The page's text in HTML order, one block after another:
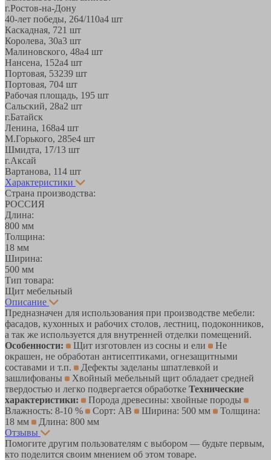
г.Ростов-на-Дону
40-лет победы, 264/110а4 шт
Каскадная, 721 шт
Королева, 30а3 шт
Малиновского, 48а4 шт
Нансена, 152а4 шт
Портовая, 53239 шт
Портовая, 704 шт
Рабочая площадь, 195 шт
Сальский, 28a2 шт
г.Батайск
Ленина, 168а4 шт
М.Горького, 285е4 шт
Шмидта, 17/13 шт
г.Аксай
Вартанова, 114 шт
Характеристики
Страна производства:
РОССИЯ
Длина:
800 мм
Толщина:
18 мм
Ширина:
500 мм
Тип товара:
Щит мебельный
Описание
Предназначен для использования при производстве мебели:
фасадов, кухонных и рабочих столов, лестниц, подоконников,
а так же используется для внутренней отделки помещений.
Особенности:
Щит изготовлен из сосны и ели
Не
окрашен, не обработан антисептиками, огнезащитными
составами и т.п.
Дефекты заделаны шпатлевкой и
зашлифованы
Хвойный мебельный щит обладает средней
твердостью и легко подвергается обработке Технические
характеристики:
Порода древесины: хвойные породы
Влажность: 8-10 %
Сорт: АВ Ширина: 500 мм
Толщина:
18 мм
Длина: 800 мм
Отзывы
Помогите другим пользователям с выбором — будьте первым,
кто поделится своим мнением об этом товаре.